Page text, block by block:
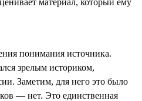
понимания источника.
зрелым историком,
Заметим, для него это было
— нет. Это единственная